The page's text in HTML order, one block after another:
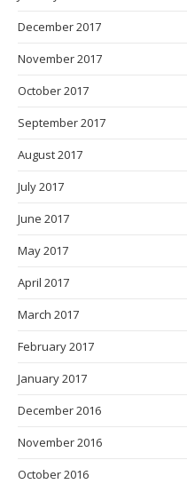
December 2017
November 2017
October 2017
September 2017
August 2017
July 2017
June 2017
May 2017
April 2017
March 2017
February 2017
January 2017
December 2016
November 2016
October 2016